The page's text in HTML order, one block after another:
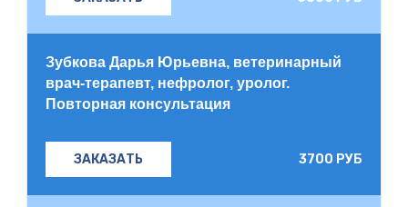
Зубкова Дарья Юрьевна, ветеринарный
врач-терапевт, нефролог, уролог.
Повторная консультация
ЗАКАЗАТЬ 3700 РУБ